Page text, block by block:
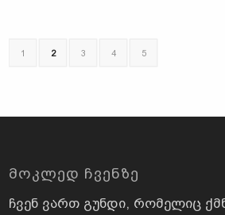
1 2 3 4 5
ᲛᲝᲙᲚᲔᲓ ᲩᲕᲔᲜᲖᲔ
ჩვენ ვართ გუნდი, რომელიც